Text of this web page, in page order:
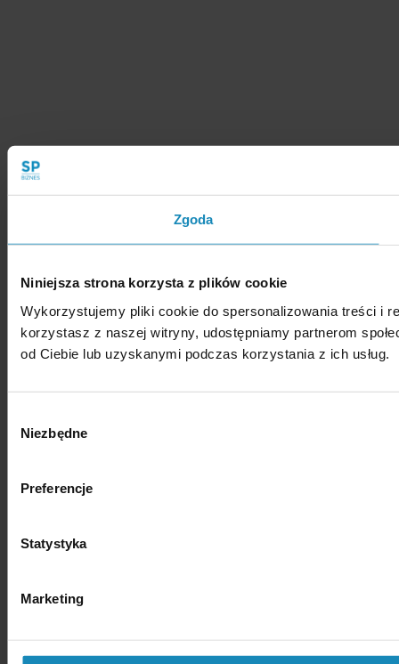
Zgoda
Niniejsza strona korzysta z plików cookie
Wykorzystujemy pliki cookie do spersonalizowania treści i
korzystasz z naszej witryny, udostępniamy partnerom
od Ciebie lub uzyskanymi podczas korzystania z ich usług.
zgody
Niezbędne
Preferencje
Statystyka
Marketing